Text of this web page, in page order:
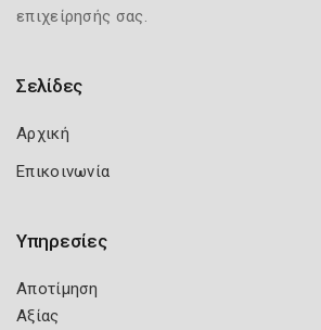
επιχείρησής σας.
Σελίδες
Αρχική
Επικοινωνία
Υπηρεσίες
Αποτίμηση
Αξίας